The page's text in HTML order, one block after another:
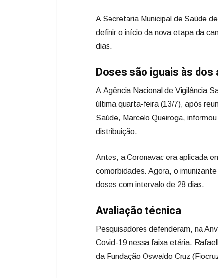
A Secretaria Municipal de Saúde
definir o início da nova etapa da
dias.
Doses são iguais às dos
A Agência Nacional de Vigilância
última quarta-feira (13/7), após
Saúde, Marcelo Queiroga,
distribuição.
Antes, a Coronavac era aplicada
comorbidades. Agora, o
doses com intervalo de 28 dias.
Avaliação técnica
Pesquisadores defenderam, na
Covid-19 nessa faixa etária.
da Fundação Oswaldo Cruz